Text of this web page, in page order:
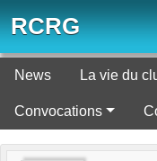
RCRG
News La vie du
Convocations